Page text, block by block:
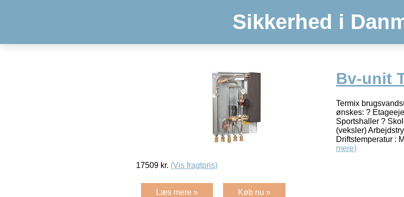
Sikkerhed i
Bv-unit
Termix
ønskes: ?
Sportshaller ?
(veksler)
Driftstemperatur :
mere)
17509 kr. (Vis fragtpris)
Læs mere » Køb nu »